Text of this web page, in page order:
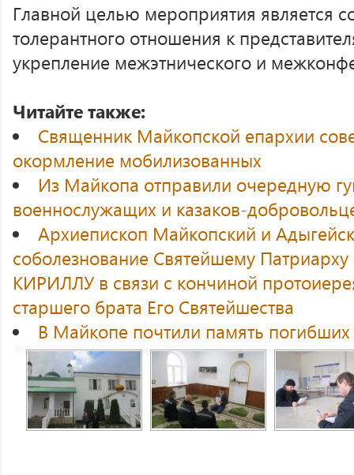
Главной целью мероприятия является
толерантного отношения к
укрепление межэтнического и
Читайте также:
Священник Майкопской епархии
окормление мобилизованных
Из Майкопа отправили очередную
военнослужащих и казаков-
Архиепископ Майкопский и
соболезнование Святейшему
КИРИЛЛУ в связи с кончиной
старшего брата Его Святейшества
В Майкопе почтили память